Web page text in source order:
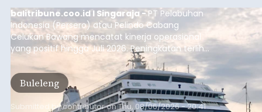
balitribune.coo.id I Singaraja -PT Pelabuhan
Indonesia (Persero) atau Pelindo Cabang
Celukan Bawang mencatat kinerja operasional
yang positif hingga Juli 2026. Peningkatan terlihat
dari arus kapal yang mencapai 1,48 juta Gross
Tonnage (GT), atau tumbuh 12,4 persen
dibandingkan periode yang sama tahun lalu
yang tercatat sebesar 1,32 juta GT.
Buleleng
Submitted bycontributoronThu, 08/06/2026 - 20:41